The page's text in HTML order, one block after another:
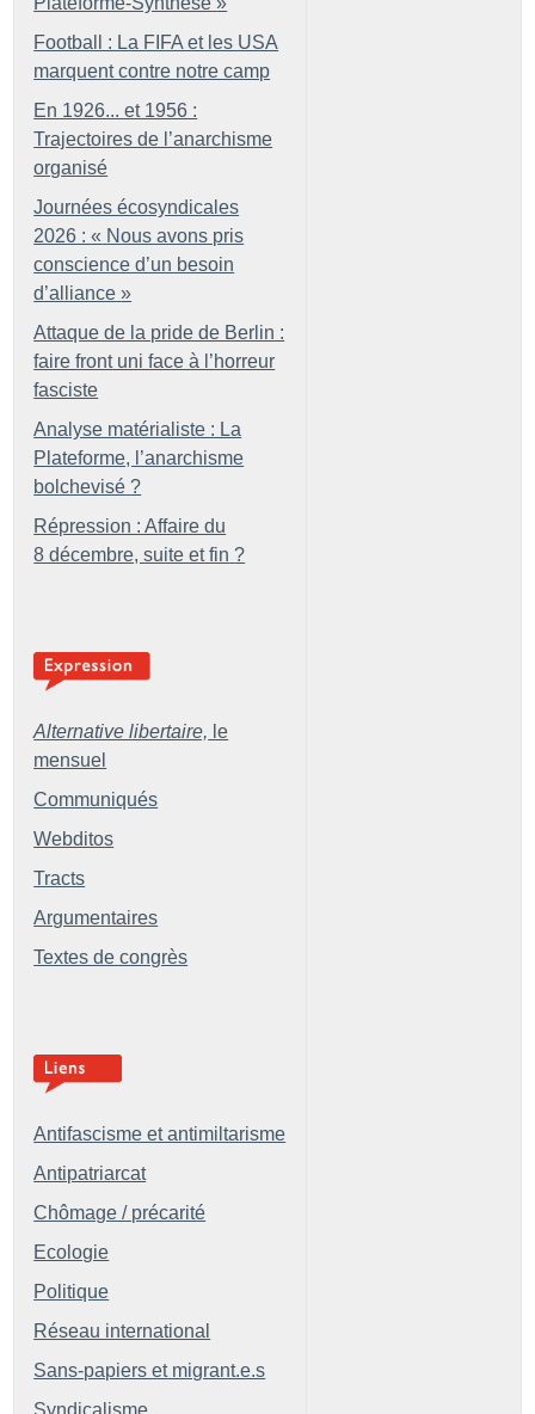
Football : La FIFA et les USA
marquent contre notre camp
En 1926... et 1956 :
Trajectoires de l’anarchisme
organisé
Journées écosyndicales
2026 : « Nous avons pris
conscience d’un besoin
d’alliance »
Attaque de la pride de Berlin :
faire front uni face à l’horreur
fasciste
Analyse matérialiste : La
Plateforme, l’anarchisme
bolchevisé ?
Répression : Affaire du
8 décembre, suite et fin ?
Alternative libertaire, le
mensuel
Communiqués
Webditos
Tracts
Argumentaires
Textes de congrès
Antifascisme et antimiltarisme
Antipatriarcat
Chômage / précarité
Ecologie
Politique
Réseau international
Sans-papiers et migrant.e.s
Syndicalisme